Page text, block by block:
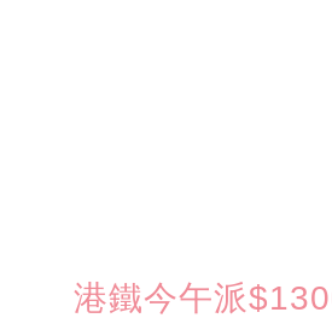
港鐵今午派